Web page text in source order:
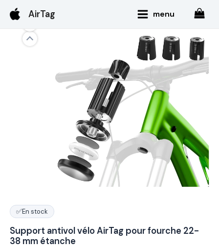
contenu
AirTag
Mainmenu
✅En stock
Support antivol vélo AirTag pour fourche 22-
38 mm étanche